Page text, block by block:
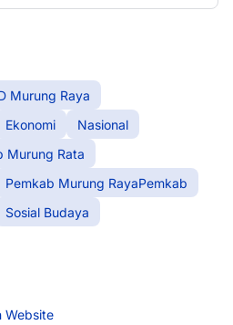
Murung Raya
Ekonomi
Nasional
Murung Rata
Pemkab Murung RayaPemkab
Sosial Budaya
Website